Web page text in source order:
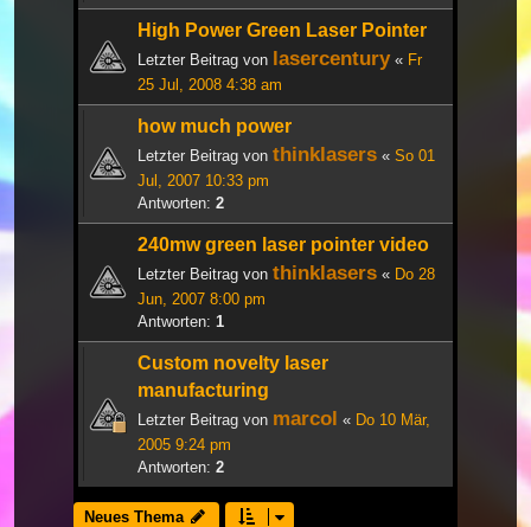
High Power Green Laser Pointer
Letzter Beitrag von lasercentury« Fr
25 Jul, 2008 4:38 am
how much power
Letzter Beitrag von thinklasers « So 01
Jul, 2007 10:33 pm
Antworten: 2
240mw green laser pointer video
Letzter Beitrag von thinklasers « Do 28
Jun, 2007 8:00 pm
Antworten: 1
Custom novelty laser
manufacturing
Letzter Beitrag von marcol « Do 10 Mär,
2005 9:24 pm
Antworten: 2
Neues Thema